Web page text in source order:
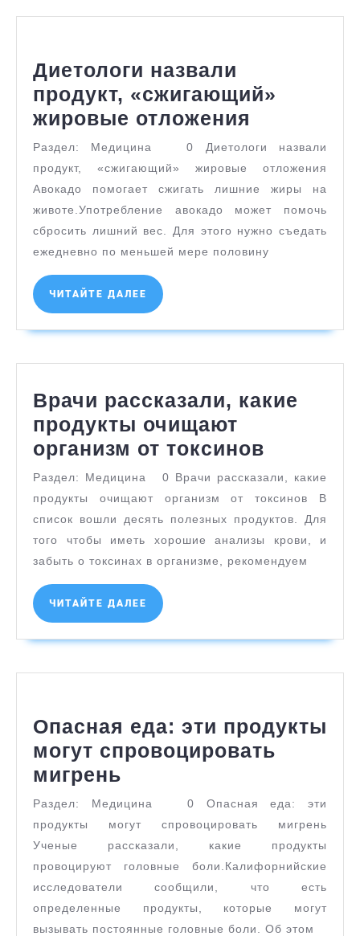
Диетологи назвали
продукт, «сжигающий»
жировые отложения
назвали
продукт,
жировые
Раздел: Медицина 0 Диетологи назвали
продукт, «сжигающий» жировые отложения
Авокадо помогает сжигать лишние жиры на
животе.Употребление авокадо может помочь
сбросить лишний вес. Для этого нужно съедать
ежедневно по меньшей мере половину
ЧИТАЙТЕ ДАЛЕЕ ЧИТАЙТЕ
ДАЛЕЕ
Врачи рассказали, какие
продукты очищают
организм от токсинов
какие
очищают
Раздел: Медицина 0 Врачи рассказали, какие
продукты очищают организм от токсинов В
список вошли десять полезных продуктов. Для
того чтобы иметь хорошие анализы крови, и
забыть о токсинах в организме, рекомендуем
ЧИТАЙТЕ ДАЛЕЕ ЧИТАЙТЕ
ДАЛЕЕ
Опасная еда: эти продукты
могут спровоцировать
мигрень
еда:
эти
продукты
могут
спровоцировать
мигрень
Раздел: Медицина 0 Опасная еда: эти
продукты могут спровоцировать мигрень
Ученые рассказали, какие продукты
провоцируют головные боли.Калифорнийские
исследователи сообщили, что есть
определенные продукты, которые могут
вызывать постоянные головные боли. Об этом